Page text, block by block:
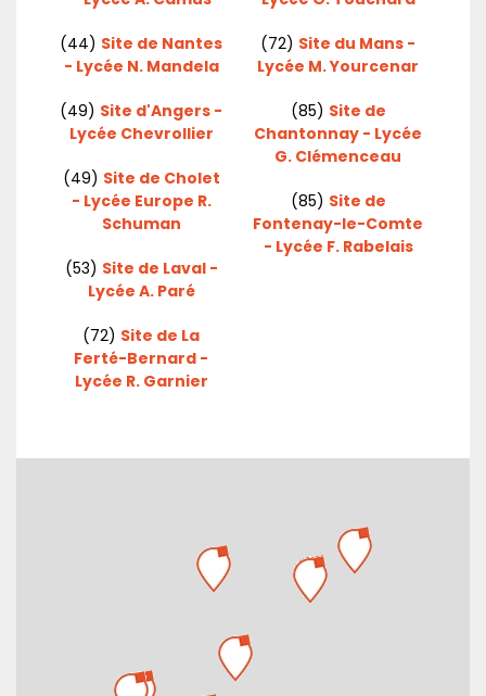
(44) Site de Nantes
- Lycée N. Mandela
(49) Site d'Angers -
Lycée Chevrollier
(49) Site de Cholet
- Lycée Europe R.
Schuman
(53) Site de Laval -
Lycée A. Paré
(72) Site de La
Ferté-Bernard -
Lycée R. Garnier
(72) Site du Mans -
Lycée M. Yourcenar
(85) Site de
Chantonnay - Lycée
G. Clémenceau
(85) Site de
Fontenay-le-Comte
- Lycée F. Rabelais